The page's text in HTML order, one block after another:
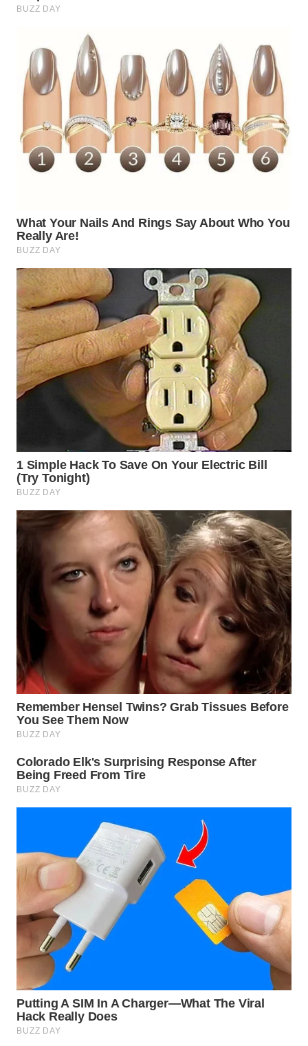
UTARA
WN
WN
PADANG
LAWAS
SUMEDANG
CIANJUR
WN
KEPULAUAN
SERIBU
WN
TANGERANG
WN
CIREBON
WN
WN
KUNINGAN
WN
MAJALENGKA
WN
SUBANG
WN
WN
PRIANGAN
TIMUR
WN
SEMARANG
WN
WN
BOROBUDUR